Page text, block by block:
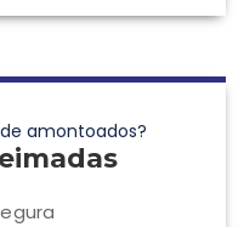
amontoados?